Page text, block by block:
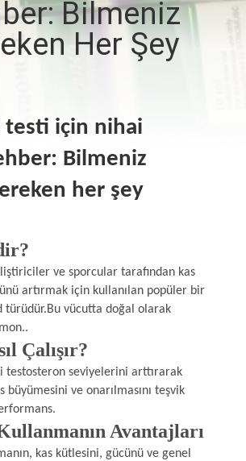
Bilmeniz
Her Şey
testi için nihai
Bilmeniz
her şey
ve sporcular tarafından kas
artırmak için kullanılan popüler bir
türüdür.Bu vücutta doğal olarak
Çalışır?
testosteron seviyelerini arttırarak
büyümesini ve onarılmasını teşvik
Avantajları
kas kütlesini, gücünü ve genel